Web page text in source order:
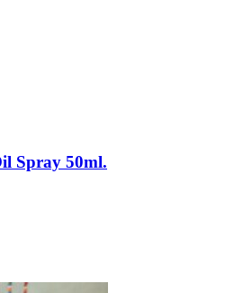
Spray 50ml.